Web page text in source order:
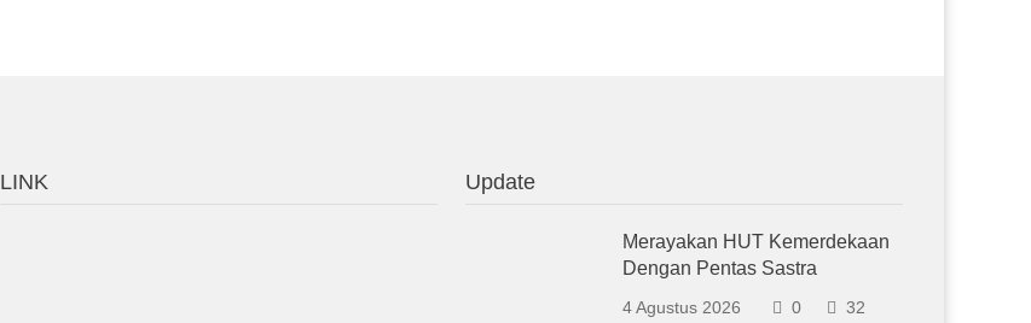
LINK Update
Merayakan HUT Kemerdekaan
Dengan Pentas Sastra
4 Agustus 2026 0 32